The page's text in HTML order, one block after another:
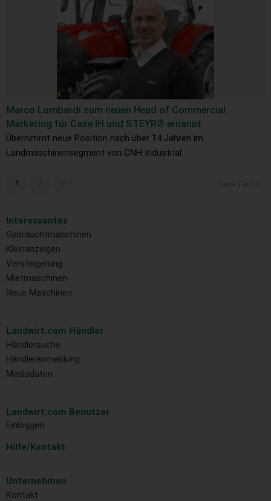
Marco Lombardi zum neuen Head of Commercial
Marketing für Case IH und STEYR® ernannt
Übernimmt neue Position nach über 14 Jahren im
Landmaschinensegment von CNH Industrial
1
Interessantes
Gebrauchtmaschinen
Kleinanzeigen
Versteigerung
Mietmaschinen
Neue Maschinen
Landwirt.com Händler
Händlersuche
Händleranmeldung
Mediadaten
Landwirt.com Benutzer
Einloggen
Hilfe/Kontakt
Unternehmen
Kontakt